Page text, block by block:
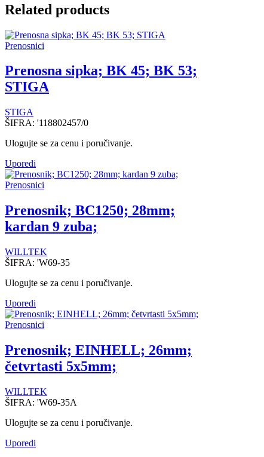
Related products
Prenosnici
Prenosna sipka; BK 45; BK 53;
STIGA
STIGA
ŠIFRA: '118802457/0
Ulogujte se za cenu i poručivanje.
Uporedi
Prenosnici
Prenosnik; BC1250; 28mm;
kardan 9 zuba;
WILLTEK
ŠIFRA: 'W69-35
Ulogujte se za cenu i poručivanje.
Uporedi
Prenosnici
Prenosnik; EINHELL; 26mm;
četvrtasti 5x5mm;
WILLTEK
ŠIFRA: 'W69-35A
Ulogujte se za cenu i poručivanje.
Uporedi